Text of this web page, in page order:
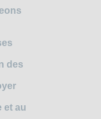
des
et au